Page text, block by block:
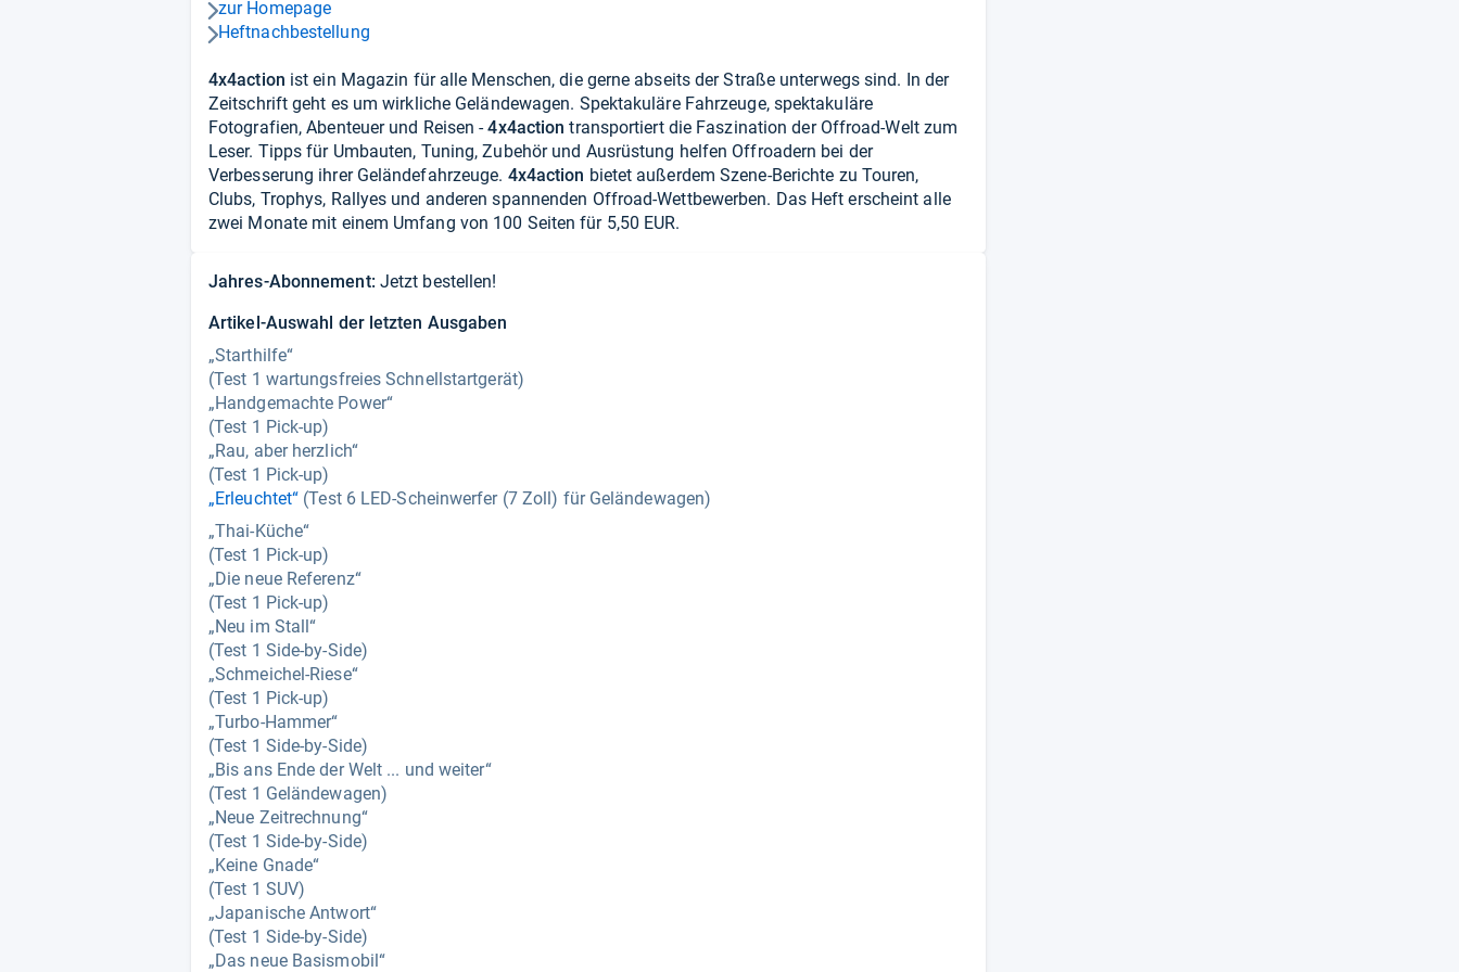
pfeil_navi_rechtszur Homepage
pfeil_navi_rechtsHeftnachbestellung
4x4action ist ein Magazin für alle Menschen, die gerne abseits der Straße unterwegs sind. In der
Zeitschrift geht es um wirkliche Geländewagen. Spektakuläre Fahrzeuge, spektakuläre
Fotografien, Abenteuer und Reisen -4x4action transportiert die Faszination der Offroad-Welt zum
Leser. Tipps für Umbauten, Tuning, Zubehör und Ausrüstung helfen Offroadern bei der
Verbesserung ihrer Geländefahrzeuge. 4x4action bietet außerdem Szene-Berichte zu Touren,
Clubs, Trophys, Rallyes und anderen spannenden Offroad-Wettbewerben. Das Heft erscheint alle
zwei Monate mit einem Umfang von 100 Seiten für 5,50 EUR.
Jahres-Abonnement: Jetzt bestellen!
Artikel-Auswahl der letzten Ausgaben
„Starthilfe“
(Test 1 wartungsfreies Schnellstartgerät)
„Handgemachte Power“
(Test 1 Pick-up)
„Rau, aber herzlich“
(Test 1 Pick-up)
„Erleuchtet“ (Test 6 LED-Scheinwerfer (7 Zoll) für Geländewagen)
„Thai-Küche“
(Test 1 Pick-up)
„Die neue Referenz“
(Test 1 Pick-up)
„Neu im Stall“
(Test 1 Side-by-Side)
„Schmeichel-Riese“
(Test 1 Pick-up)
„Turbo-Hammer“
(Test 1 Side-by-Side)
„Bis ans Ende der Welt ... und weiter“
(Test 1 Geländewagen)
„Neue Zeitrechnung“
(Test 1 Side-by-Side)
„Keine Gnade“
(Test 1 SUV)
„Japanische Antwort“
(Test 1 Side-by-Side)
„Das neue Basismobil“